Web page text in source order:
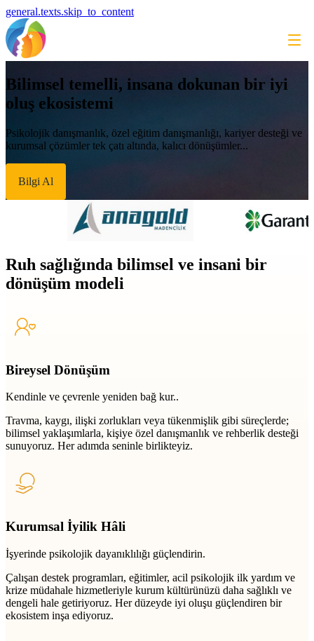
general.texts.skip_to_content
Bilimsel temelli, insana dokunan bir iyi
oluş ekosistemi
Psikolojik danışmanlık, özel eğitim danışmanlığı, kariyer desteği ve
kurumsal çözümler tek çatı altında, kalıcı dönüşümler...
Bilgi Al
Ruh sağlığında bilimsel ve insani bir
dönüşüm modeli
Bireysel Dönüşüm
Kendinle ve çevrenle yeniden bağ kur..
Travma, kaygı, ilişki zorlukları veya tükenmişlik gibi süreçlerde;
bilimsel yaklaşımlarla, kişiye özel danışmanlık ve rehberlik desteği
sunuyoruz. Her adımda seninle birlikteyiz.
Kurumsal İyilik Hâli
İşyerinde psikolojik dayanıklılığı güçlendirin.
Çalışan destek programları, eğitimler, acil psikolojik ilk yardım ve
krize müdahale hizmetleriyle kurum kültürünüzü daha sağlıklı ve
dengeli hale getiriyoruz. Her düzeyde iyi oluşu güçlendiren bir
ekosistem inşa ediyoruz.